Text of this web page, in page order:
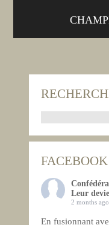
FACEBOOK
Leur
2 months ago
En fusionnant